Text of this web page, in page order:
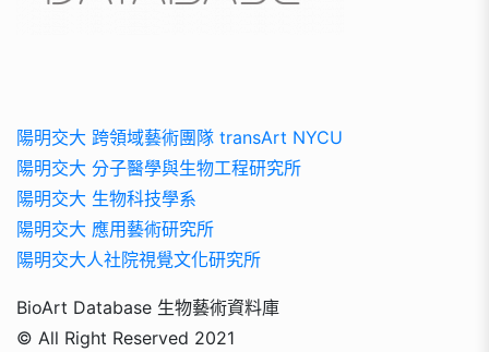
陽明交大 跨領域藝術團隊 transArt NYCU
陽明交大 分子醫學與生物工程研究所
陽明交大 生物科技學系
陽明交大 應用藝術研究所
陽明交大人社院視覺文化研究所
BioArt Database 生物藝術資料庫
© All Right Reserved 2021